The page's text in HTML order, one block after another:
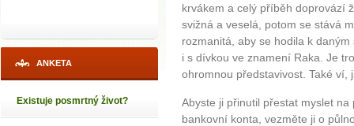
ANKETA
Existuje posmrtný život?
krvákem a celý příběh doprovází
svižná a veselá, potom se stává
rozmanitá, aby se hodila k
i s dívkou ve znamení Raka. Je
ohromnou představivost. Také ví,
Abyste ji přinutil přestat myslet
bankovní konta, vezměte ji o